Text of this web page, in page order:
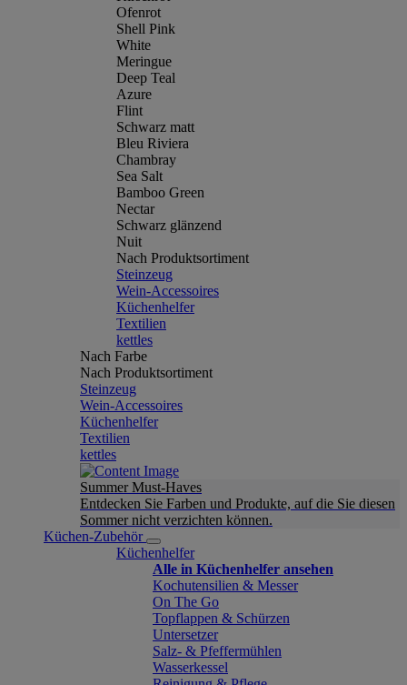
Ofenrot
Shell Pink
White
Meringue
Deep Teal
Azure
Flint
Schwarz matt
Bleu Riviera
Chambray
Sea Salt
Bamboo Green
Nectar
Schwarz glänzend
Nuit
Nach Produktsortiment
Steinzeug
Wein-Accessoires
Küchenhelfer
Textilien
kettles
Nach Farbe
Nach Produktsortiment
Steinzeug
Wein-Accessoires
Küchenhelfer
Textilien
kettles
Summer Must-Haves
Entdecken Sie Farben und Produkte, auf die Sie diesen
Sommer nicht verzichten können.
Küchen-Zubehör
Küchenhelfer
Alle in Küchenhelfer ansehen
Kochutensilien & Messer
On The Go
Topflappen & Schürzen
Untersetzer
Salz- & Pfeffermühlen
Wasserkessel